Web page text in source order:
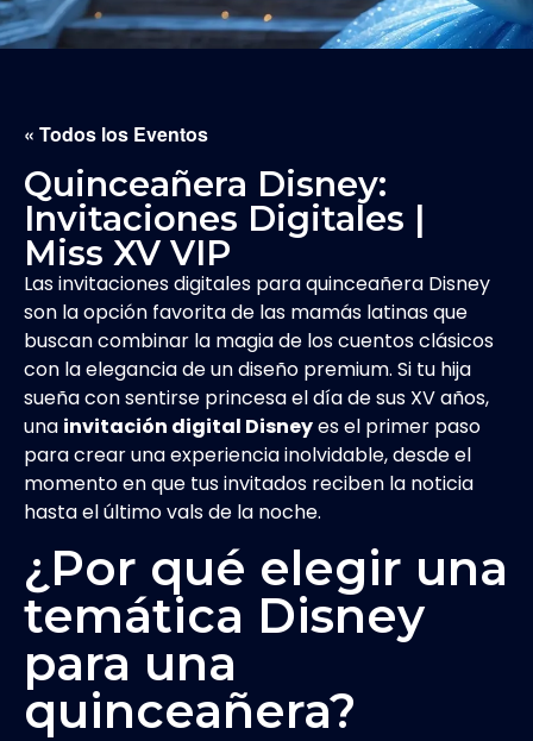
« Todos los Eventos
Quinceañera Disney:
Invitaciones Digitales |
Miss XV VIP
Las invitaciones digitales para quinceañera Disney
son la opción favorita de las mamás latinas que
buscan combinar la magia de los cuentos clásicos
con la elegancia de un diseño premium. Si tu hija
sueña con sentirse princesa el día de sus XV años,
una invitación digital Disneyes el primer paso
para crear una experiencia inolvidable, desde el
momento en que tus invitados reciben la noticia
hasta el último vals de la noche.
¿Por qué elegir una
temática Disney
para una
quinceañera?